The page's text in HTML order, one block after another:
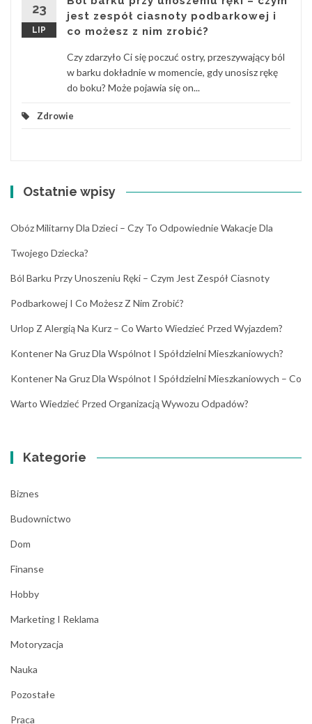
23
LIP
jest zespół ciasnoty podbarkowej i
co możesz z nim zrobić?
Czy zdarzyło Ci się poczuć ostry, przeszywający ból
w barku dokładnie w momencie, gdy unosisz rękę
do boku? Może pojawia się on...
Zdrowie
Ostatnie wpisy
Obóz Militarny Dla Dzieci – Czy To Odpowiednie Wakacje Dla
Twojego Dziecka?
Ból Barku Przy Unoszeniu Ręki – Czym Jest Zespół Ciasnoty
Podbarkowej I Co Możesz Z Nim Zrobić?
Urlop Z Alergią Na Kurz – Co Warto Wiedzieć Przed Wyjazdem?
Kontener Na Gruz Dla Wspólnot I Spółdzielni Mieszkaniowych?
Kontener Na Gruz Dla Wspólnot I Spółdzielni Mieszkaniowych – Co
Warto Wiedzieć Przed Organizacją Wywozu Odpadów?
Kategorie
Biznes
Budownictwo
Dom
Finanse
Hobby
Marketing I Reklama
Motoryzacja
Nauka
Pozostałe
Praca